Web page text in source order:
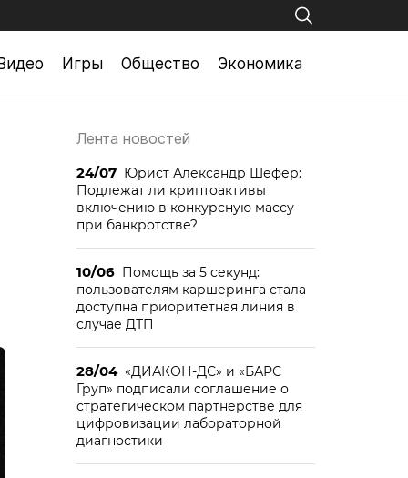
Игры Общество Экономика
Лента новостей
24/07 Юрист Александр Шефер:
Подлежат ли криптоактивы
включению в конкурсную массу
при банкротстве?
10/06 Помощь за 5 секунд:
пользователям каршеринга стала
доступна приоритетная линия в
случае ДТП
28/04 «ДИАКОН-ДС» и «БАРС
Груп» подписали соглашение о
стратегическом партнерстве для
цифровизации лабораторной
диагностики